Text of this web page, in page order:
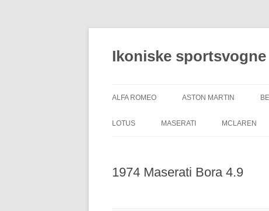
Ikoniske
ALFA ROMEO ASTON MARTIN
LOTUS MASERATI MCLAREN
1974 Maserati Bora 4.9